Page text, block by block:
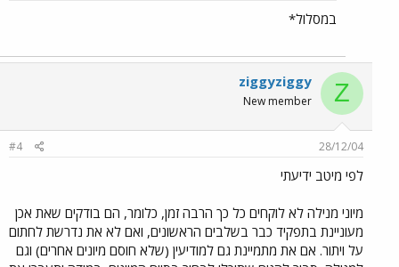
במסלול*
Z
ziggyziggy
New member
28/12/04
#4
לפי מיטב ידיעתי
מיוני מנילה לא לוקחים כל כך הרבה זמן, כלומר, הם בודקים שאת אכן
מעוניינת בתפקיד כבר בשלבים הראשונים, ואם לא את נדרשת לחתום
על ויתור. אם את מתמיינת גם למודיעין (שלא חוסם מיונים אחרים) וגם